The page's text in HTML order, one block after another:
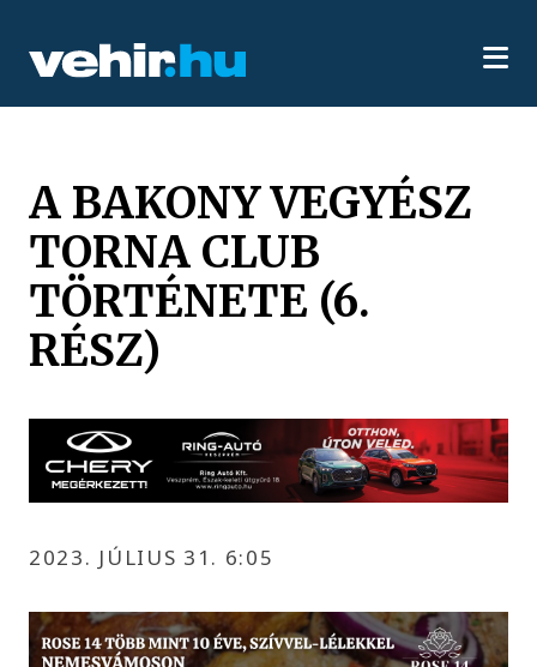
A BAKONY VEGYÉSZ
TORNA CLUB
TÖRTÉNETE (6.
RÉSZ)
2023. JÚLIUS 31. 6:05